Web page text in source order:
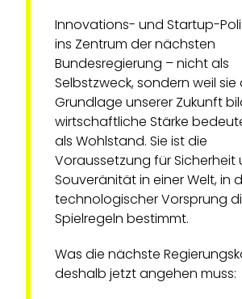
Innovations- und Startup-
ins Zentrum der nächsten
Bundesregierung – nicht als
Selbstzweck, sondern weil sie
Grundlage unserer Zukunft
wirtschaftliche Stärke
als Wohlstand. Sie ist die
Voraussetzung für Sicherheit
Souveränität in einer Welt, in
technologischer Vorsprung
Spielregeln bestimmt.
Was die nächste
deshalb jetzt angehen muss: